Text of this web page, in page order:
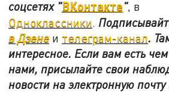
соцсетях "ВКонтакте", в
Одноклассники
в Дзене и телеграм-канал.
интересное. Если вам есть
нами, присылайте свои
новости на электронную почту